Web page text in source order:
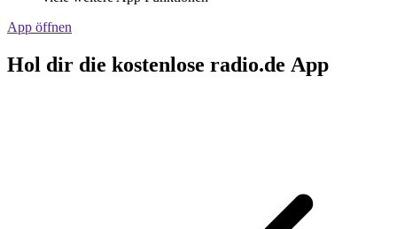
App öffnen
Hol dir die kostenlose radio.de App